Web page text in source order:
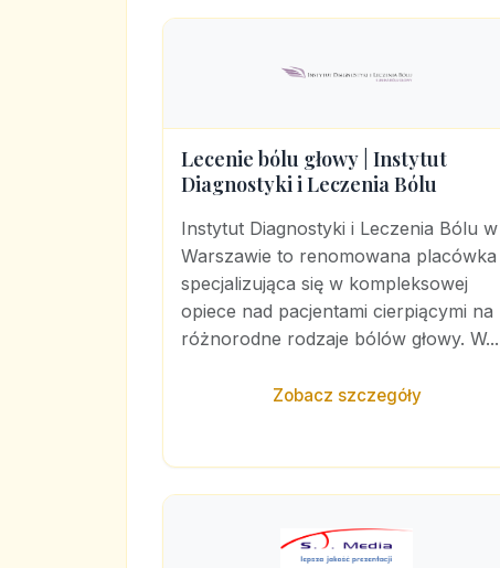
Lecenie bólu głowy | Instytut
Diagnostyki i Leczenia Bólu
Instytut Diagnostyki i Leczenia Bólu w
Warszawie to renomowana placówka
specjalizująca się w kompleksowej
opiece nad pacjentami cierpiącymi na
różnorodne rodzaje bólów głowy. W...
Zobacz szczegóły